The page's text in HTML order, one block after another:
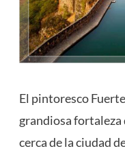
El pintoresco
grandiosa fortaleza
cerca de la ciudad